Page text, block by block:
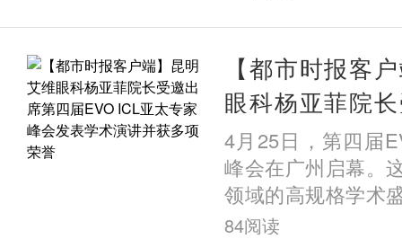
量临床案
【都市时报客
眼科杨亚菲院
届EVO ICL亚太
术演讲并获多项
4月25日，第四届
峰会在广州启幕。
领域的高规格学术
多个国家的顶尖专
84阅读